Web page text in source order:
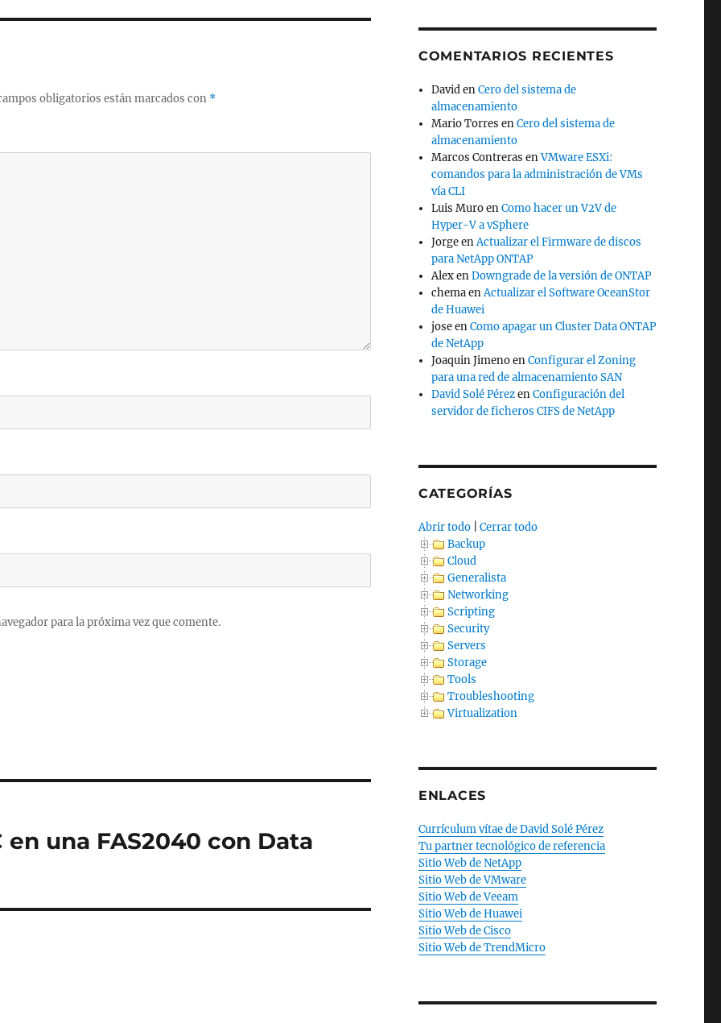
obligatorios están marcados con *
para la próxima vez que comente.
una FAS2040 con Data
COMENTARIOS RECIENTES
DavidenCero del sistema de
almacenamiento
Mario Torres enCero del sistema de
almacenamiento
Marcos Contreras enVMware ESXi:
comandos para la administración de VMs
vía CLI
Luis MuroenComo hacer un V2V de
Hyper-V a vSphere
JorgeenActualizar el Firmware de discos
para NetApp ONTAP
AlexenDowngrade de la versión de ONTAP
chemaenActualizar el Software OceanStor
de Huawei
joseenComo apagar un Cluster Data ONTAP
de NetApp
Joaquin JimenoenConfigurar el Zoning
para una red de almacenamiento SAN
David Solé PérezenConfiguración del
servidor de ficheros CIFS de NetApp
CATEGORÍAS
Abrir todo| Cerrar todo
Backup
Cloud
Generalista
Networking
Scripting
Security
Servers
Storage
Tools
Troubleshooting
Virtualization
ENLACES
Currículum vítae de David Solé Pérez
Tu partner tecnológico de referencia
Sitio Web de NetApp
Sitio Web de VMware
Sitio Web de Veeam
Sitio Web de Huawei
Sitio Web de Cisco
Sitio Web de TrendMicro